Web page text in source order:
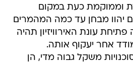
וממוקמת כעת במקום
יהוו מבחן עד כמה המהמרים
עונת האירוויזיון תהיה
אחר יעקוף אותה.
משקל גבוה מדי, הן